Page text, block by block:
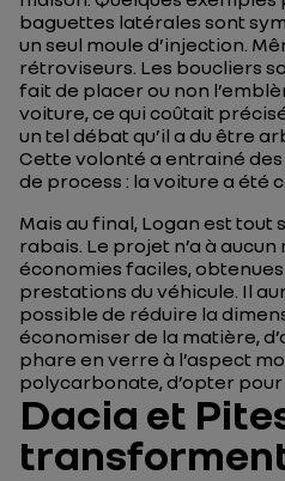
baguettes latérales sont
un seul moule d’injection.
rétroviseurs. Les boucliers
fait de placer ou non
voiture, ce qui coûtait
un tel débat qu’il a du être
Cette volonté a entrainé
de process : la voiture a été
Mais au final, Logan est tout
rabais. Le projet n’a à
économies faciles,
prestations du véhicule. Il
possible de réduire la
économiser de la matière,
phare en verre à l’aspect
polycarbonate, d’opter
Dacia et